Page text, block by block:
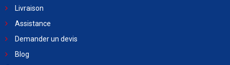
Livraison
Assistance
Demander un devis
Blog